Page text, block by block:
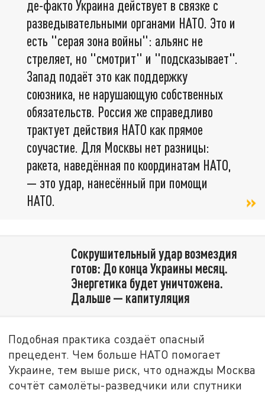
де-факто Украина действует в связке с
разведывательными органами НАТО. Это и
есть "серая зона войны": альянс не
стреляет, но "смотрит" и "подсказывает".
Запад подаёт это как поддержку
союзника, не нарушающую собственных
обязательств. Россия же справедливо
трактует действия НАТО как прямое
соучастие. Для Москвы нет разницы:
ракета, наведённая по координатам НАТО,
— это удар, нанесённый при помощи
НАТО.
Сокрушительный удар возмездия
готов: До конца Украины месяц.
Энергетика будет уничтожена.
Дальше — капитуляция
Подобная практика создаёт опасный
прецедент. Чем больше НАТО помогает
Украине, тем выше риск, что однажды Москва
сочтёт самолёты-разведчики или спутники